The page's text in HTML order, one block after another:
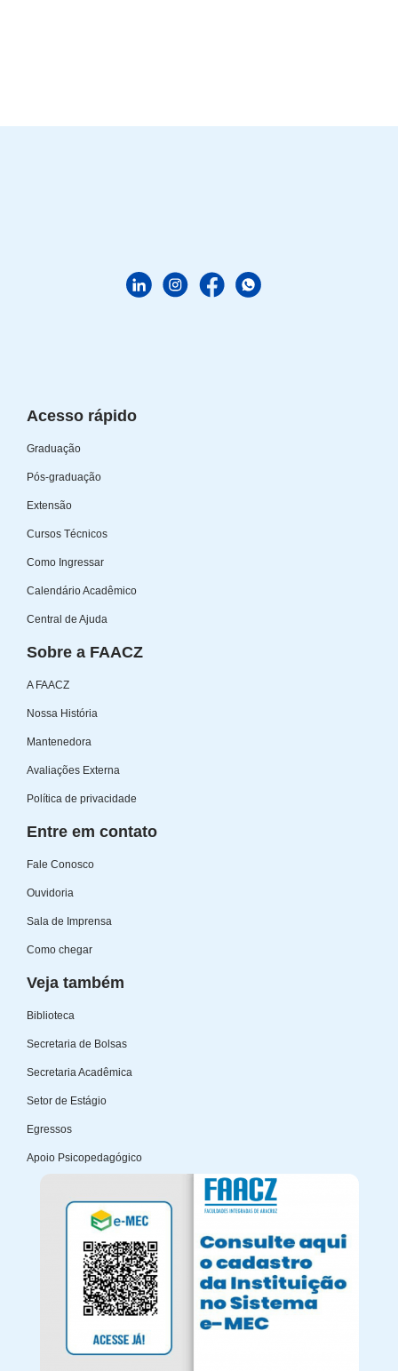
Acesso rápido
Graduação
Pós-graduação
Extensão
Cursos Técnicos
Como Ingressar
Calendário Acadêmico
Central de Ajuda
Sobre a FAACZ
A FAACZ
Nossa História
Mantenedora
Avaliações Externa
Política de privacidade
Entre em contato
Fale Conosco
Ouvidoria
Sala de Imprensa
Como chegar
Veja também
Biblioteca
Secretaria de Bolsas
Secretaria Acadêmica
Setor de Estágio
Egressos
Apoio Psicopedagógico